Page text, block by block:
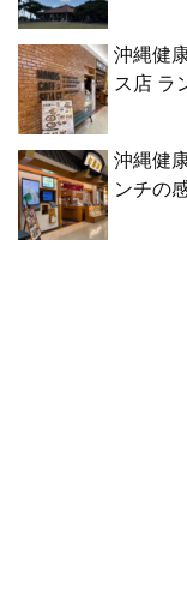
沖縄健
ス店 ラ
沖縄健
ンチの